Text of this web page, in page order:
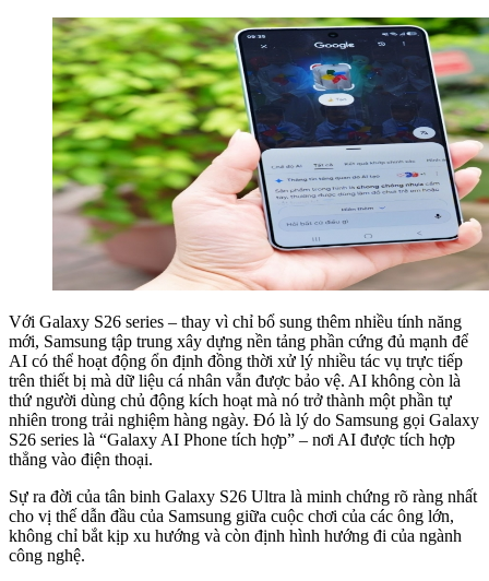
Với Galaxy S26 series – thay vì chỉ bổ sung thêm nhiều tính năng
mới, Samsung tập trung xây dựng nền tảng phần cứng đủ mạnh để
AI có thể hoạt động ổn định đồng thời xử lý nhiều tác vụ trực tiếp
trên thiết bị mà dữ liệu cá nhân vẫn được bảo vệ. AI không còn là
thứ người dùng chủ động kích hoạt mà nó trở thành một phần tự
nhiên trong trải nghiệm hàng ngày. Đó là lý do Samsung gọi Galaxy
S26 series là “Galaxy AI Phone tích hợp” – nơi AI được tích hợp
thẳng vào điện thoại.
Sự ra đời của tân binh Galaxy S26 Ultra là minh chứng rõ ràng nhất
cho vị thế dẫn đầu của Samsung giữa cuộc chơi của các ông lớn,
không chỉ bắt kịp xu hướng và còn định hình hướng đi của ngành
công nghệ.